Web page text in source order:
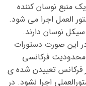
یک منبع نوسان کننده
العمل اجرا می شود.
سیکل نوسان دارند.
این صورت دستورات
محدودیت فرکانسی
فرکانس تعییدن شده ی
اجرا نشود. در